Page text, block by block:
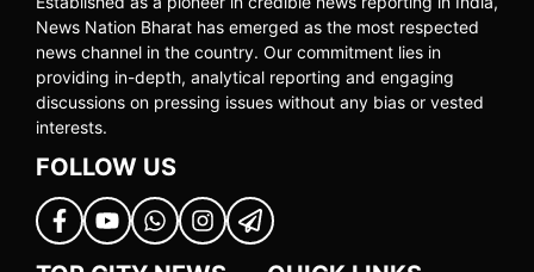
News Nation Bharat has emerged as the most respected
news channel in the country. Our commitment lies in
providing in-depth, analytical reporting and engaging
discussions on pressing issues without any bias or vested
interests.
FOLLOW US